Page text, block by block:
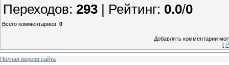
Переходов: 293 | Рейтинг: 0.0/0
Всего комментариев: 0
Добавлять комментарии
[
Полная версия сайта